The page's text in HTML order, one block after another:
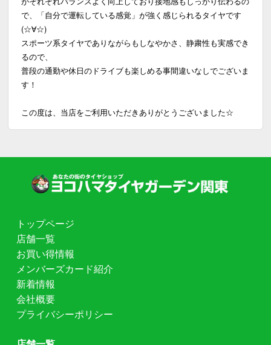
で、「自分で運転している感覚」が強く感じられるタイヤです
(☆∀☆)
スポーツ系タイヤでありながらもしなやかさ、静粛性も実感でき
るので、
普段の通勤や休日のドライブも楽しめる事間違いなしでございま
す！
この度は、当店をご利用いただきありがとうございました☆
トップページ
店舗一覧
お買い得情報
メンバーズカード紹介
新着情報
会社概要
プライバシーポリシー